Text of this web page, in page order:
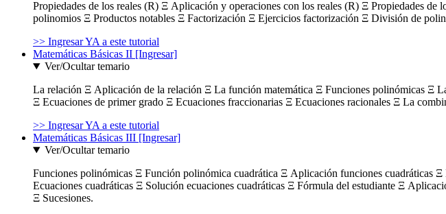
Propiedades de los reales (R) Ξ Aplicación y operaciones con los reales (R) Ξ Propiedades
polinomios Ξ Productos notables Ξ Factorización Ξ Ejercicios factorización Ξ División de
>> Ingresar YA a este tutorial
Matemáticas Básicas II [Ingresar]
Ver/Ocultar temario
La relación Ξ Aplicación de la relación Ξ La función matemática Ξ Funciones polinómicas Ξ
Ξ Ecuaciones de primer grado Ξ Ecuaciones fraccionarias Ξ Ecuaciones racionales Ξ La
>> Ingresar YA a este tutorial
Matemáticas Básicas III [Ingresar]
Ver/Ocultar temario
Funciones polinómicas Ξ Función polinómica cuadrática Ξ Aplicación funciones cuadráticas
Ecuaciones cuadráticas Ξ Solución ecuaciones cuadráticas Ξ Fórmula del estudiante Ξ
Ξ Sucesiones.